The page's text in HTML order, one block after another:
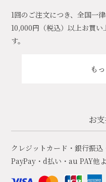
1回のご注文につき、全国一
10,000円（税込）以上お買
す。
も
お
クレジットカード・銀行振
PayPay・d払い・au PAY他
店舗一覧 展